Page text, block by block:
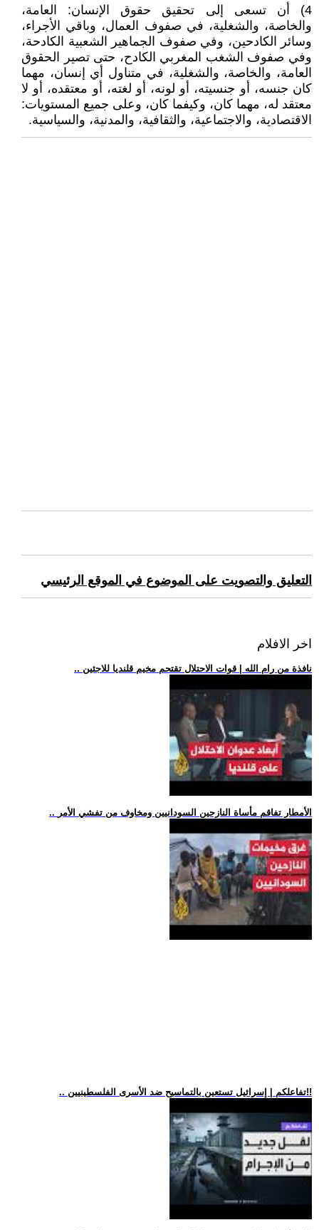
4) أن تسعى إلى تحقيق حقوق الإنسان: العامة،
والخاصة، والشغلية، في صفوف العمال، وباقي الأجراء،
وسائر الكادحين، وفي صفوف الجماهير الشعبية الكادحة،
وفي صفوف الشغب المغربي الكادح، حتى تصير الحقوق
العامة، والخاصة، والشغلية، في متناول أي إنسان، مهما
كان جنسه، أو جنسيته، أو لونه، أو لغته، أو معتقده، أو لا
معتقد له، مهما كان، وكيفما كان، وعلى جميع المستويات:
الاقتصادية، والاجتماعية، والثقافية، والمدنية، والسياسية.
التعليق والتصويت على الموضوع في الموقع الرئيسي
اخر الافلام
.. نافذة من رام الله | قوات الاحتلال تقتحم مخيم قلنديا للاجئين
.. الأمطار تفاقم مأساة النازحين السودانيين ومخاوف من تفشي الأمر
.. تفاعلكم | إسرائيل تستعين بالتماسيح ضد الأسرى الفلسطينيين!!